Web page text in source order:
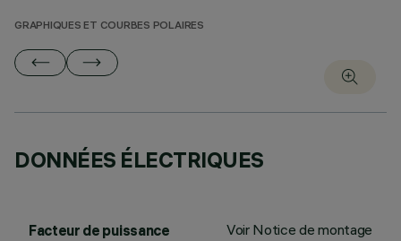
GRAPHIQUES ET COURBES POLAIRES
DONNÉES ÉLECTRIQUES
Facteur de puissance Voir Notice de montage